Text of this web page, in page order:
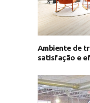
Ambiente de
satisfação e